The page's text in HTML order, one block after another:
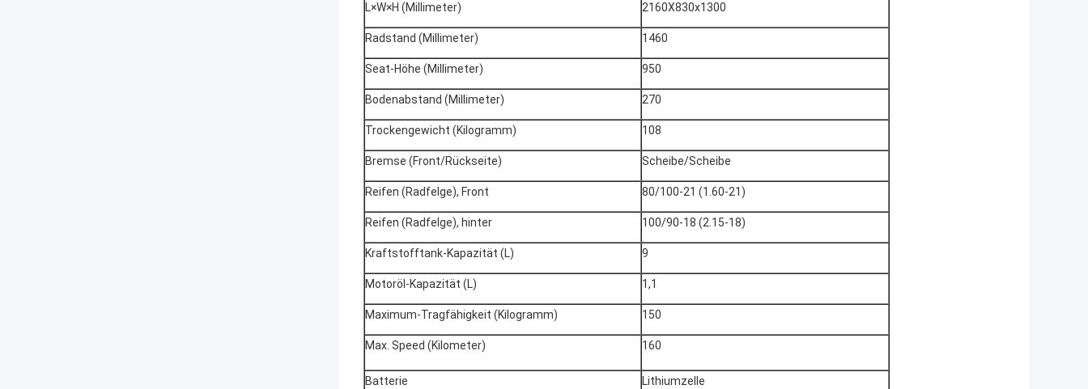
L×W×H (Millimeter) 2160X830x1300
Radstand (Millimeter) 1460
Seat-Höhe (Millimeter) 950
Bodenabstand (Millimeter) 270
Trockengewicht (Kilogramm) 108
Bremse (Front/Rückseite) Scheibe/Scheibe
Reifen (Radfelge), Front 80/100-21 (1.60-21)
Reifen (Radfelge), hinter 100/90-18 (2.15-18)
Kraftstofftank-Kapazität (L) 9
Motoröl-Kapazität (L) 1,1
Maximum-Tragfähigkeit (Kilogramm) 150
Max. Speed (Kilometer) 160
Batterie Lithiumzelle